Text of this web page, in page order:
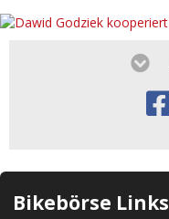
Bikebörse Links